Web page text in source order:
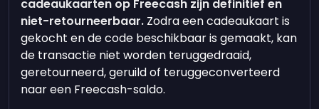
cadeaukaarten op Freecash zijn definitief en
niet-retourneerbaar. Zodra een cadeaukaart is
gekocht en de code beschikbaar is gemaakt, kan
de transactie niet worden teruggedraaid,
geretourneerd, geruild of teruggeconverteerd
naar een Freecash-saldo.